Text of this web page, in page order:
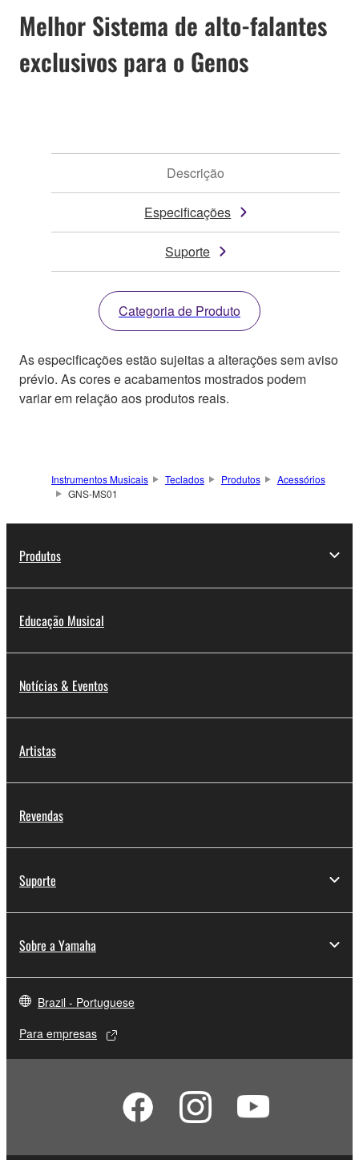
Melhor Sistema de alto-falantes
exclusivos para o Genos
Descrição
Especificações
Suporte
Categoria de Produto
As especificações estão sujeitas a alterações sem aviso
prévio. As cores e acabamentos mostrados podem
variar em relação aos produtos reais.
Instrumentos Musicais Teclados Produtos
Acessórios
GNS-MS01
Produtos
Educação Musical
Notícias & Eventos
Artistas
Revendas
Suporte
Sobre a Yamaha
Brazil - Portuguese
Para empresas